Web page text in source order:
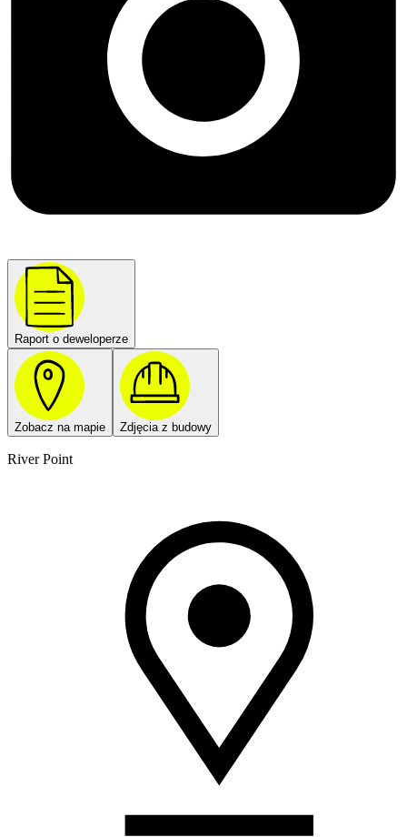
Raport o deweloperze
Zobacz na mapie Zdjęcia z budowy
River Point